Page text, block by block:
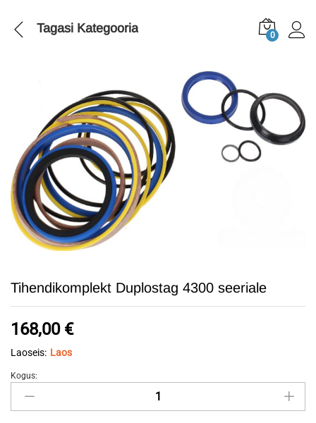
Tagasi Kategooria 0
Tihendikomplekt Duplostag 4300 seeriale
168,00 €
Laoseis: Laos
Tihendikomplekt
Duplostag
Kogus: